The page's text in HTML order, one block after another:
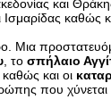
και
Ισμαρίδας καθώς
Μια
, το σπήλαιο
και οι
που